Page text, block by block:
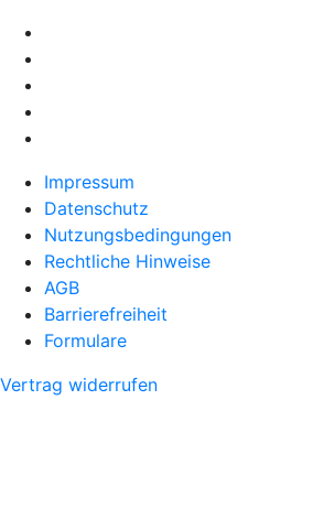
Impressum
Datenschutz
Nutzungsbedingungen
Rechtliche Hinweise
AGB
Barrierefreiheit
Formulare
Vertrag widerrufen